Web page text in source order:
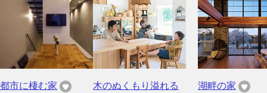
都市に棲む家
木のぬくもり溢れる
湖畔の家